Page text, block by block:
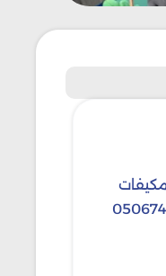
تضمن لك بيئة مريحة وصحية طوال الوقت. تواصل معنا الآن عبر الرقم 0506747660